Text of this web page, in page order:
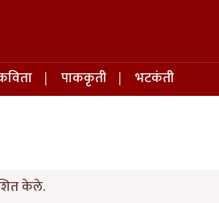
पाककृती
भटकंती
केले.